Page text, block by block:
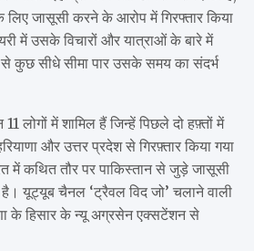
लिए जासूसी करने के आरोप में गिरफ्तार किया
में उसके विचारों और यात्राओं के बारे में
से कुछ सीधे सीमा पार उसके समय का संदर्भ
11 लोगों में शामिल हैं जिन्हें पिछले दो हफ़्तों में
और उत्तर प्रदेश से गिरफ़्तार किया गया
में कथित तौर पर पाकिस्तान से जुड़े जासूसी
है। यूट्यूब चैनल ‘ट्रैवल विद जो’ चलाने वाली
के हिसार के न्यू अग्रसेन एक्सटेंशन से